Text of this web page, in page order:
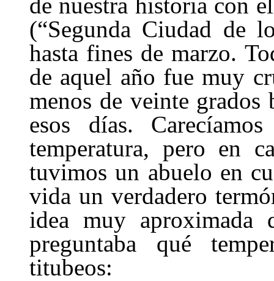
(“Segunda Ciudad de
hasta fines de marzo.
de aquel año fue muy
menos de veinte grados
esos días.
temperatura, pero en
tuvimos un abuelo en
vida un verdadero
idea muy
preguntaba qué
titubeos: